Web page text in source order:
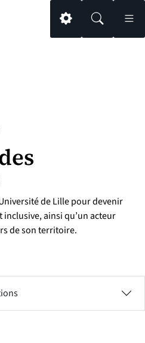
Paramétrage
de Lille pour devenir
inclusive, ainsi qu’un acteur
de son territoire.